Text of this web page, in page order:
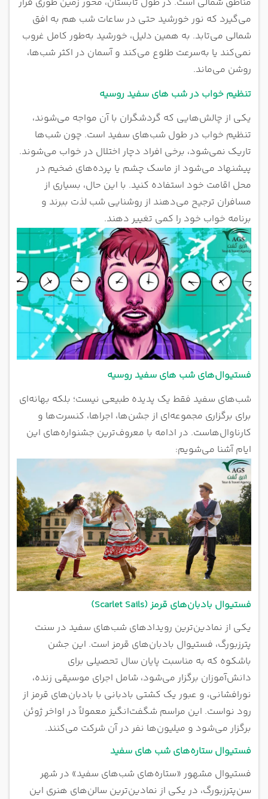
می‌گیرد که نور خورشید حتی در ساعات شب هم به افق
شمالی می‌تابد. به همین دلیل، خورشید به‌طور کامل غروب
نمی‌کند یا به‌سرعت طلوع می‌کند و آسمان در اکثر شب‌ها،
روشن می‌ماند.
تنظیم خواب در شب های سفید روسیه
یکی از چالش‌هایی که گردشگران با آن مواجه می‌شوند،
تنظیم خواب در طول شب‌های سفید است. چون شب‌ها
تاریک نمی‌شود، برخی افراد دچار اختلال در خواب می‌شوند.
پیشنهاد می‌شود از ماسک چشم یا پرده‌های ضخیم در
محل اقامت خود استفاده کنید. با این حال، بسیاری از
مسافران ترجیح می‌دهند از روشنایی شب لذت ببرند و
برنامه خواب خود را کمی تغییر دهند.
فستیوال‌های شب های سفید روسیه
شب‌های سفید فقط یک پدیده طبیعی نیست؛ بلکه بهانه‌ای
برای برگزاری مجموعه‌ای از جشن‌ها، اجراها، کنسرت‌ها و
کارناوال‌هاست. در ادامه با معروف‌ترین جشنواره‌های این
ایام آشنا می‌شویم:
فستیوال بادبان‌های قرمز (Scarlet Sails)
یکی از نمادین‌ترین رویدادهای شب‌های سفید در سنت
پترزبورگ، فستیوال بادبان‌های قرمز است. این جشن
باشکوه که به مناسبت پایان سال تحصیلی برای
دانش‌آموزان برگزار می‌شود، شامل اجرای موسیقی زنده،
نورافشانی، و عبور یک کشتی بادبانی با بادبان‌های قرمز از
رود نواست. این مراسم شگفت‌انگیز معمولاً در اواخر ژوئن
برگزار می‌شود و میلیون‌ها نفر در آن شرکت می‌کنند.
فستیوال ستاره‌های شب های سفید
فستیوال مشهور «ستاره‌های شب‌های سفید» در شهر
سن‌پترزبورگ، در یکی از نمادین‌ترین سالن‌های هنری این